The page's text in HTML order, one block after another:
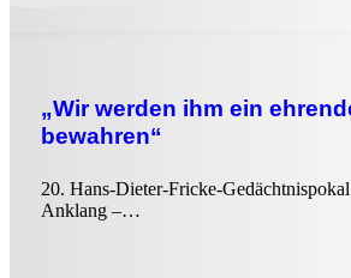
„Wir werden ihm ein
bewahren“
20. Hans-Dieter-Fricke-
Anklang –…